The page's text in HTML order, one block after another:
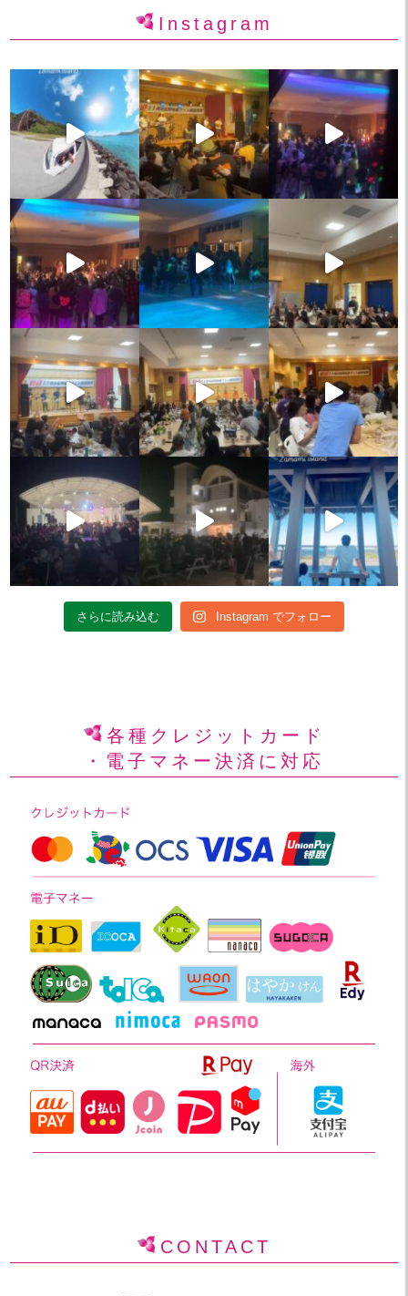
Instagram
さらに読み込む Instagram でフォロー
各種クレジットカード
・電子マネー決済に対応
CONTACT